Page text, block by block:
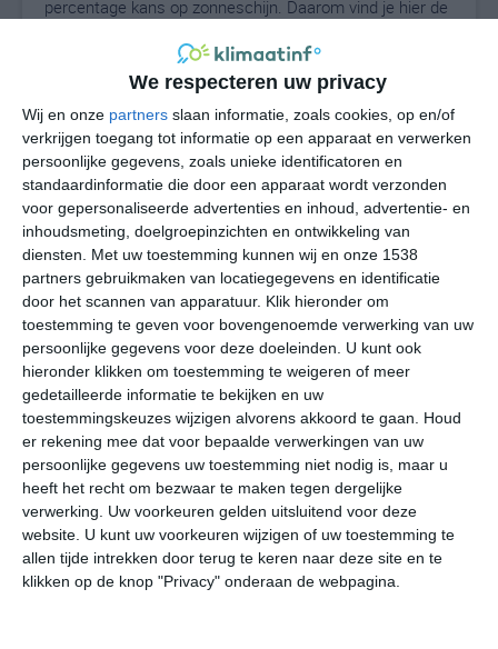
We respecteren uw privacy
Wij en onze partners slaan informatie, zoals cookies, op en/of
verkrijgen toegang tot informatie op een apparaat en verwerken
persoonlijke gegevens, zoals unieke identificatoren en
standaardinformatie die door een apparaat wordt verzonden
voor gepersonaliseerde advertenties en inhoud, advertentie- en
inhoudsmeting, doelgroepinzichten en ontwikkeling van
diensten. Met uw toestemming kunnen wij en onze 1538
partners gebruikmaken van locatiegegevens en identificatie
door het scannen van apparatuur. Klik hieronder om
toestemming te geven voor bovengenoemde verwerking van uw
persoonlijke gegevens voor deze doeleinden. U kunt ook
hieronder klikken om toestemming te weigeren of meer
gedetailleerde informatie te bekijken en uw
toestemmingskeuzes wijzigen alvorens akkoord te gaan. Houd
er rekening mee dat voor bepaalde verwerkingen van uw
persoonlijke gegevens uw toestemming niet nodig is, maar u
heeft het recht om bezwaar te maken tegen dergelijke
verwerking. Uw voorkeuren gelden uitsluitend voor deze
website. U kunt uw voorkeuren wijzigen of uw toestemming te
allen tijde intrekken door terug te keren naar deze site en te
klikken op de knop "Privacy" onderaan de webpagina.
percentage kans op zonneschijn. Daarom vind je hier de
28°C
undefined
34° 22°
ma
36° 21°
di
36° 23°
wo
35° 23° 36°
29°C 33°C 34°C
11:00 14:00 17:00 20:00 23:00
11:00 14:00 17:00 20:00 23:00